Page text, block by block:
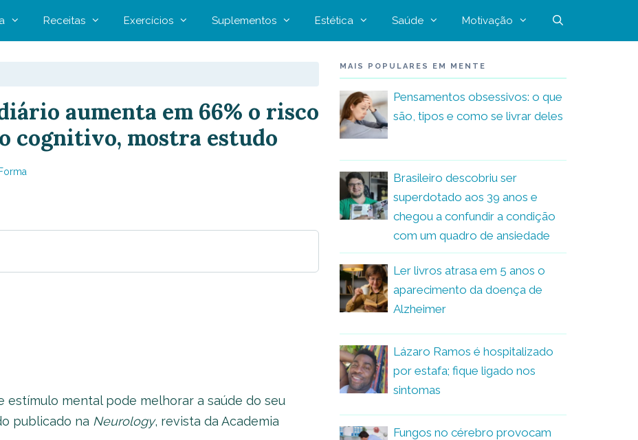
Receitas Exercícios Suplementos Estética Saúde Motivação
aumenta em 66% o risco
cognitivo, mostra estudo
mental pode melhorar a saúde do seu
publicado na Neurology, revista da Academia
MAIS POPULARES EM MENTE
Pensamentos obsessivos: o que
são, tipos e como se livrar deles
Brasileiro descobriu ser
superdotado aos 39 anos e
chegou a confundir a condição
com um quadro de ansiedade
Ler livros atrasa em 5 anos o
aparecimento da doença de
Alzheimer
Lázaro Ramos é hospitalizado
por estafa; fique ligado nos
sintomas
Fungos no cérebro provocam